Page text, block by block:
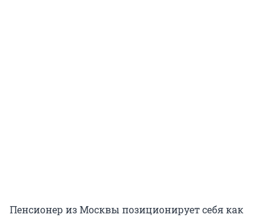
Пенсионер из Москвы позиционирует себя как